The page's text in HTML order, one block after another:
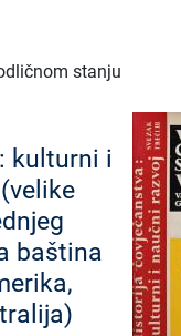
stanju
kulturni i
baština